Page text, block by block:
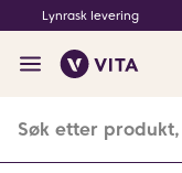
Lynrask levering